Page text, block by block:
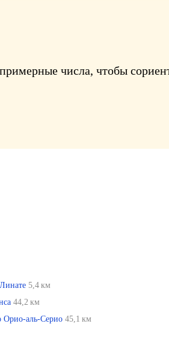
числа, чтобы
5,4 км
44,2 км
Орио-аль-Серио 45,1 км